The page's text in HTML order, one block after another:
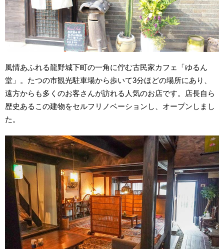
風情あふれる龍野城下町の一角に佇む古民家カフェ「ゆるん
堂」。たつの市観光駐車場から歩いて3分ほどの場所にあり、
遠方からも多くのお客さんが訪れる人気のお店です。店長自ら
歴史あるこの建物をセルフリノベーションし、オープンしまし
た。